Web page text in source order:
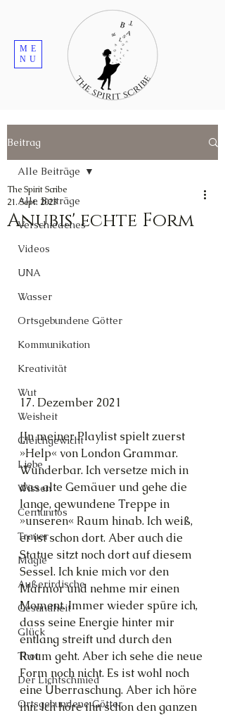
ME
NU
Beitrag
Alle Beiträge
Verschiedenes
Videos
UNA
Wasser
Ortsgebundene Götter
Kommunikation
Kreativität
Wut
Weisheit
Gleichgewicht
Liebe
Wissen
Cernunnos
Trauer
Magie
Außerirdische
Gesundheit
Glück
Thot
Der Lichtschmied
Ortsgebundene Götter
Alle Beiträge
Anubis' echte Form
The Spirit Scribe
21. Sept. 2023
17. Dezember 2021
[In meiner Playlist spielt zuerst
»Help« von London Grammar.
Wunderbar. Ich versetze mich in
das alte Gemäuer und gehe die
lange, gewundene Treppe in
»unseren« Raum hinab. Ich weiß,
er ist schon dort. Aber auch die
Statue sitzt noch dort auf diesem
Sessel. Ich knie mich vor den
Marmor und nehme mir einen
Moment. Immer wieder spüre ich,
dass seine Energie hinter mir
entlang streift und durch den
Raum geht. Aber ich sehe die neue
Form noch nicht. Es ist wohl noch
eine Überraschung. Aber ich höre
ihn. Ich höre ihn schon den ganzen